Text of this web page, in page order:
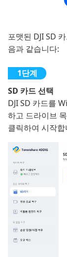
포맷된 DJI SD
음과 같습니다:
SD 카드 선택
DJI SD 카드를
하고 드라이브
클릭하여 시작합